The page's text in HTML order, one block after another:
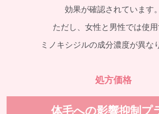
効果が確認されています。
ただし、女性と男性では使
ミノキシジルの成分濃度が異な
処方価格
体毛への影響抑制プ